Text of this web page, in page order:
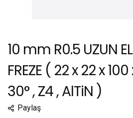
10 mm R0.5 UZUN
FREZE ( 22 x 22 x 100
30° , Z4 , AlTiN )
Paylaş